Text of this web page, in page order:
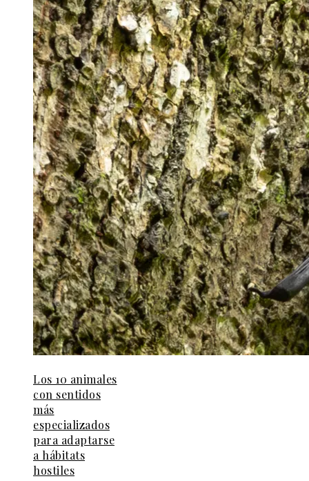
Los 10 animales
con sentidos
más
especializados
para adaptarse
a hábitats
hostiles